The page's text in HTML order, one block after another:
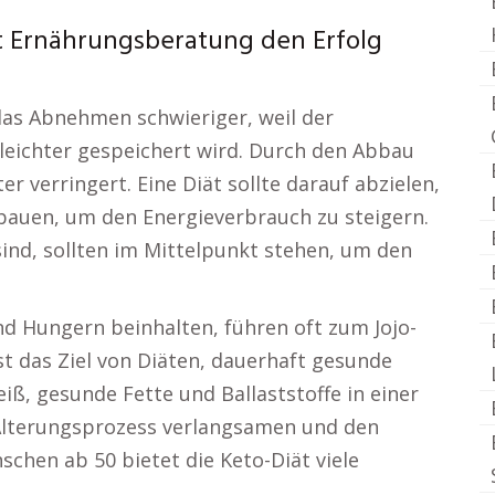
den Erfolg
Abnehmen schwieriger, weil der
gespeichert wird. Durch den Abbau
verringert. Eine Diät sollte darauf abzielen,
um den Energieverbrauch zu steigern.
sollten im Mittelpunkt stehen, um den
Hungern beinhalten, führen oft zum Jojo-
das Ziel von Diäten, dauerhaft gesunde
gesunde Fette und Ballaststoffe in einer
verlangsamen und den
ab 50 bietet die Keto-Diät viele